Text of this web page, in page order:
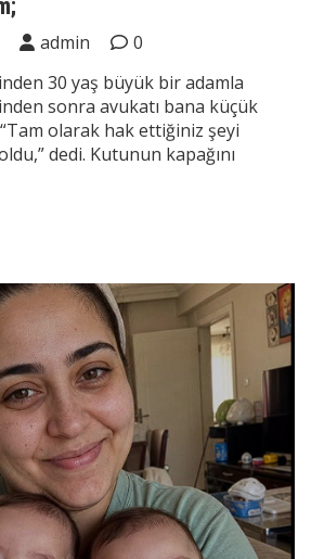
admin
0
30 yaş büyük bir adamla
sonra avukatı bana küçük
olarak hak ettiğiniz şeyi
dedi. Kutunun kapağını